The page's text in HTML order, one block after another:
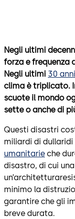
Negli ultimi
forza e frequenza
Negli ultimi 30 anni
clima è triplicato.
scuote il mondo
sette o anche di
Questi disastri
miliardi di dullaridi
umanitarie che
disastro, di cui
minimo la
garantire che gli
breve durata.